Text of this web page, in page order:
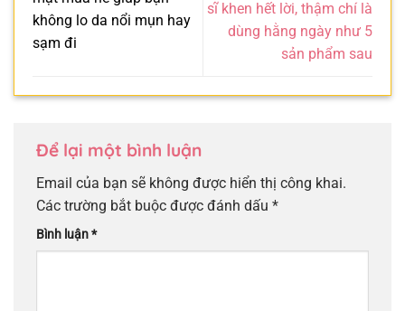
không lo da nổi mụn hay
sạm đi
sĩ khen hết lời, thậm chí là
dùng hằng ngày như 5
sản phẩm sau
Để lại một bình luận
Email của bạn sẽ không được hiển thị công khai.
Các trường bắt buộc được đánh dấu *
Bình luận*